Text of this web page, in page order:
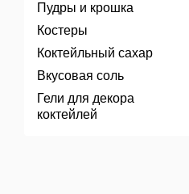
Пудры и крошка
Костеры
Коктейльный сахар
Вкусовая соль
Гели для декора
коктейлей